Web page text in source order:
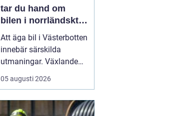
tar du hand om
bilen i norrländskt
klimat
Att äga bil i Västerbotten
innebär särskilda
utmaningar. Växlande
temperaturer, vägsalt,
grus, snöslask och långa
både lack, underrede och
05 augusti 2026